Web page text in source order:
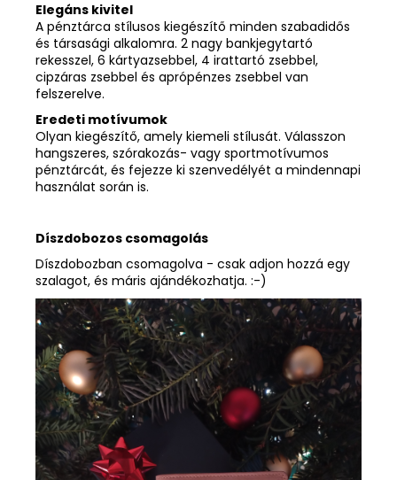
Elegáns kivitel
A pénztárca stílusos kiegészítő minden szabadidős
és társasági alkalomra. 2 nagy bankjegytartó
rekesszel, 6 kártyazsebbel, 4 irattartó zsebbel,
cipzáras zsebbel és aprópénzes zsebbel van
felszerelve.
Eredeti motívumok
Olyan kiegészítő, amely kiemeli stílusát. Válasszon
hangszeres, szórakozás- vagy sportmotívumos
pénztárcát, és fejezze ki szenvedélyét a mindennapi
használat során is.
Díszdobozos csomagolás
Díszdobozban csomagolva - csak adjon hozzá egy
szalagot, és máris ajándékozhatja. :-)